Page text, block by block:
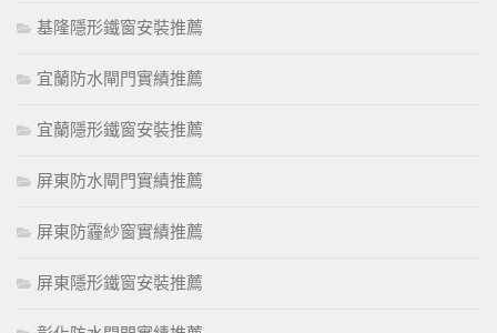
基隆隱形鐵窗安裝推薦
宜蘭防水閘門實績推薦
宜蘭隱形鐵窗安裝推薦
屏東防水閘門實績推薦
屏東防霾紗窗實績推薦
屏東隱形鐵窗安裝推薦